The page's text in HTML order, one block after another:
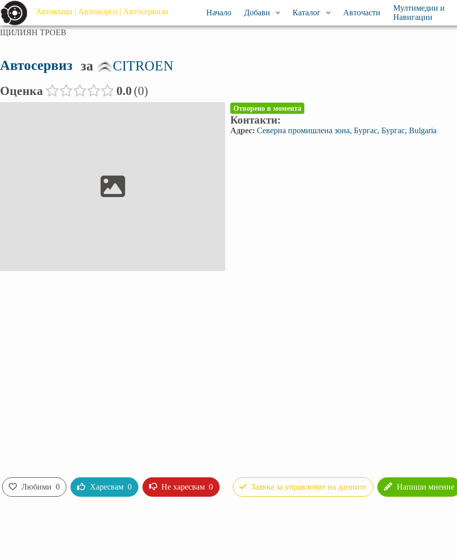
Автокъщи | Автоморги | Автосервизи Начало Добави Каталог Авточасти
Мултимедии и
Навигации
ЩИЛИЯН ТРОЕВ
Автосервиз за CITROEN
Оценка 0.0 0
Отворено в момента
Контакти:
Адрес: Северна промишлена зона, Бургас, Бургас, Bulgaria
Любими 0 Харесвам 0 Не харесвам 0 Заявка за управление на данните Напиши мнение